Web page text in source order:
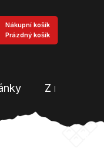
Nákupní košík
Prázdný košík
Z našeho